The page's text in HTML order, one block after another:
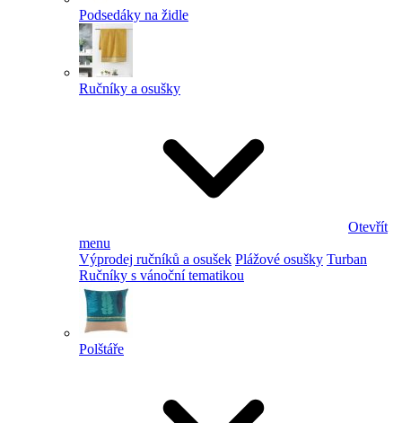
Podsedáky na židle
Ručníky a osušky
Otevřít
menu
Výprodej ručníků a osušek Plážové osušky Turban
Ručníky s vánoční tematikou
Polštáře